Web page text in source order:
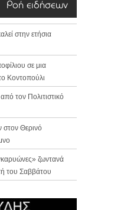
Ροή ειδήσεων
στην ετήσια
σε μια
Κοντοπούλι
τον Πολιτιστικό
Θερινό
ζωντανά
του Σαββάτου